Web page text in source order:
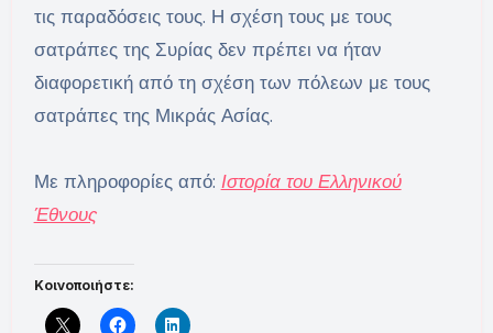
τις παραδόσεις τους. Η σχέση τους με τους
σατράπες της Συρίας δεν πρέπει να ήταν
διαφορετική από τη σχέση των πόλεων με τους
σατράπες της Μικράς Ασίας.
Με πληροφορίες από: Ιστορία του Ελληνικού
Έθνους
Κοινοποιήστε: